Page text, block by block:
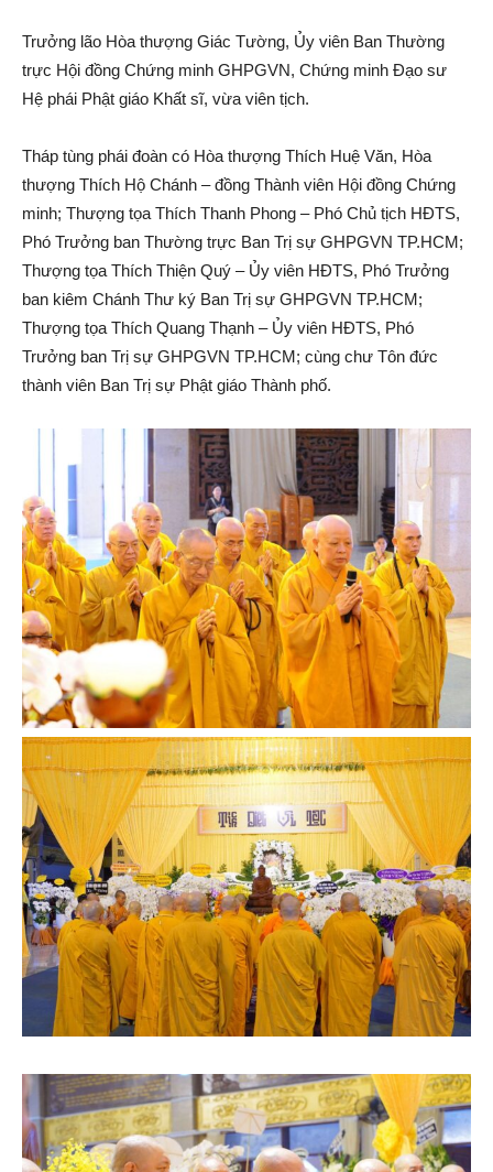
Trưởng lão Hòa thượng Giác Tường, Ủy viên Ban Thường
trực Hội đồng Chứng minh GHPGVN, Chứng minh Đạo sư
Hệ phái Phật giáo Khất sĩ, vừa viên tịch.
Tháp tùng phái đoàn có Hòa thượng Thích Huệ Văn, Hòa
thượng Thích Hộ Chánh – đồng Thành viên Hội đồng Chứng
minh; Thượng tọa Thích Thanh Phong – Phó Chủ tịch HĐTS,
Phó Trưởng ban Thường trực Ban Trị sự GHPGVN TP.HCM;
Thượng tọa Thích Thiện Quý – Ủy viên HĐTS, Phó Trưởng
ban kiêm Chánh Thư ký Ban Trị sự GHPGVN TP.HCM;
Thượng tọa Thích Quang Thạnh – Ủy viên HĐTS, Phó
Trưởng ban Trị sự GHPGVN TP.HCM; cùng chư Tôn đức
thành viên Ban Trị sự Phật giáo Thành phố.